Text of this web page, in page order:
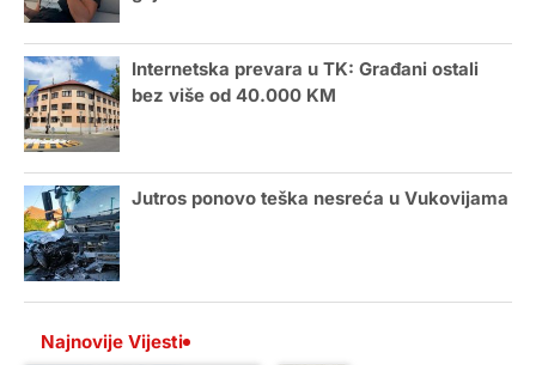
Internetska prevara u TK: Građani ostali
bez više od 40.000 KM
Jutros ponovo teška nesreća u Vukovijama
Najnovije Vijesti